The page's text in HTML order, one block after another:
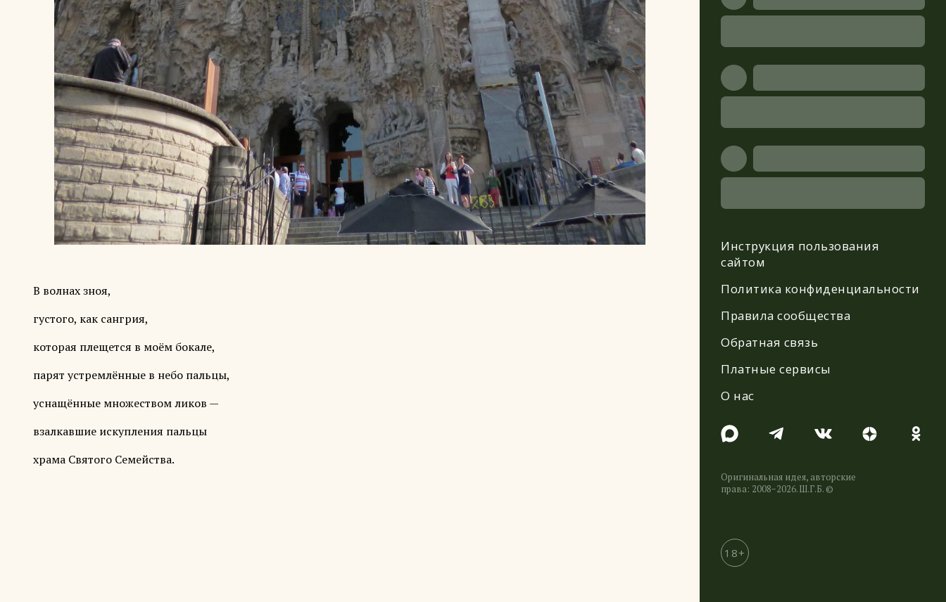
Инструкция пользования
сайтом
Политика конфиденциальности
Правила сообщества
Обратная связь
Платные сервисы
О нас
Оригинальная идея, авторские
права: 2008−2026. Ш.Г.Б. ©
18+
В волнах зноя,
густого, как сангрия,
которая плещется в моём бокале,
парят устремлённые в небо пальцы,
уснащённые множеством ликов —
взалкавшие искупления пальцы
храма Святого Семейства.